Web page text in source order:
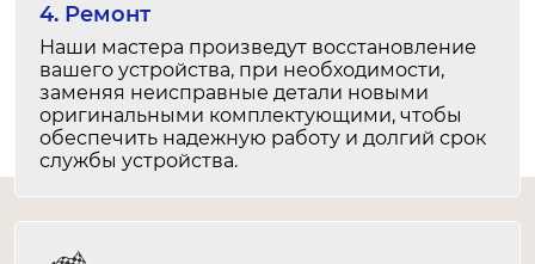
Замена порта
1-2 часа
от 1 500 ₽
Замена дисплея
1-2 часа
от 1 500 ₽
Гудит
30-60 минут
от 1 200 ₽
4. Ремонт
Наши мастера произведут восстановление
вашего устройства, при необходимости,
заменяя неисправные детали новыми
оригинальными комплектующими, чтобы
обеспечить надежную работу и долгий срок
службы устройства.